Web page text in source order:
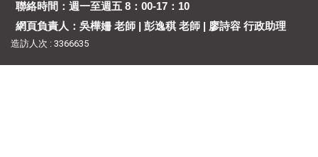
聯絡時間：週一至週五 8：00-17：10
網頁負責人：吳樺姍 老師 | 彭逸稘 老師 | 廖詩容 行政助理
造訪人次 : 3366635